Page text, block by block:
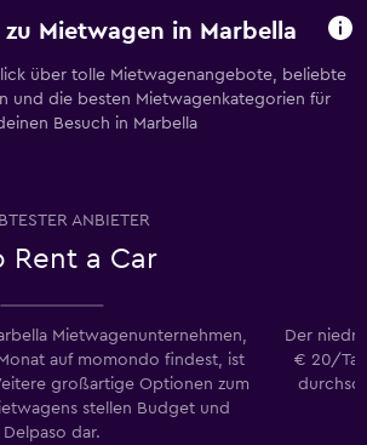
zu Mietwagen in Marbella
über tolle Mietwagenangebote, beliebte
und die besten Mietwagenkategorien für
Besuch in Marbella
ANBIETER
Rent a Car
Mietwagenunternehmen,
auf momondo findest, ist
großartige Optionen zum
stellen Budget und
Delpaso dar.
Der
€ 20/